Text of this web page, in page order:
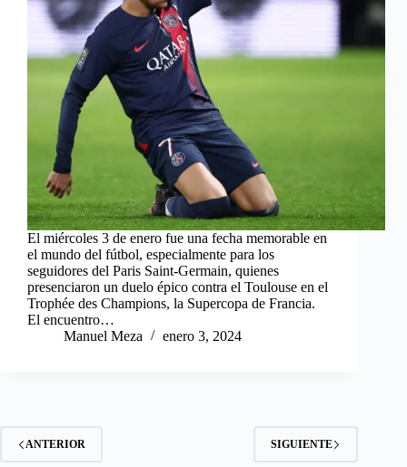
El miércoles 3 de enero fue una fecha memorable en
el mundo del fútbol, especialmente para los
seguidores del Paris Saint-Germain, quienes
presenciaron un duelo épico contra el Toulouse en el
Trophée des Champions, la Supercopa de Francia.
El encuentro…
Manuel Meza
enero 3, 2024
ANTERIOR SIGUIENTE